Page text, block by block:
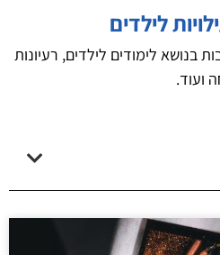
לילדים
בנושא לימודים לילדים, רעיונות
ועוד.